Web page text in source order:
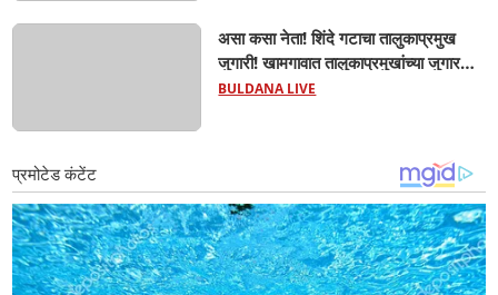
असा कसा नेता! शिंदे गटाचा तालुकाप्रमुख
जुगारी! खामगावात तालुकाप्रमुखांच्या जुगार
अड्ड्यावर डीवायएसपी पथकाची धाड.. अंधारात
BULDANA LIVE